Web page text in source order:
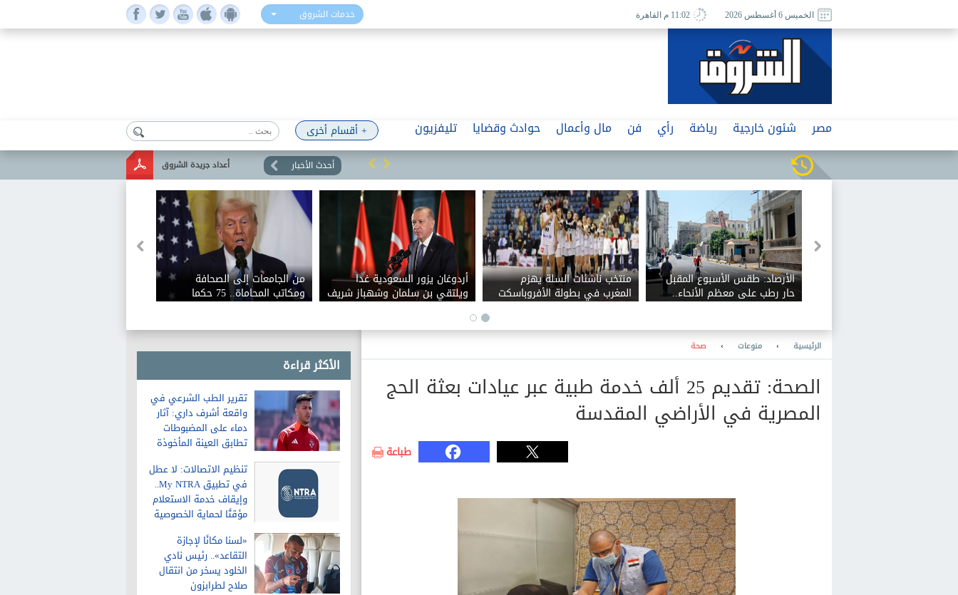
خدمات الشروق الخميس 6 أغسطس 2026 11:02 م القاهرة
+ أقسام أخرى مصر شئون خارجية رياضة رأي فن مال وأعمال حوادث وقضايا تليفزيون
أعداد جريدة الشروق أحدث الأخبار
الأرصاد: طقس الأسبوع المقبل
حار رطب على معظم الأنحاء..
والعظمى على القاهرة الكبرى
منتخب ناشئات السلة يهزم
المغرب في بطولة الأفروباسكت
أردوغان يزور السعودية غدا
ويلتقي بن سلمان وشهباز شريف
من الجامعات إلى الصحافة
ومكاتب المحاماة.. 75 حكما
تلاحق إدارة ترامب بسبب حرية
الأكثر قراءة
تقرير الطب الشرعي في
واقعة أشرف داري: آثار
دماء على المضبوطات
تطابق العينة المأخوذة
تنظيم الاتصالات: لا عطل
في تطبيق My NTRA..
وإيقاف خدمة الاستعلام
مؤقتًا لحماية الخصوصية
«لسنا مكانًا لإجازة
التقاعد».. رئيس نادي
الخلود يسخر من انتقال
صلاح لطرابزون
الرئيسية › منوعات › صحة
الصحة: تقديم 25 ألف خدمة طبية عبر عيادات بعثة الحج
المصرية في الأراضي المقدسة
طباعة